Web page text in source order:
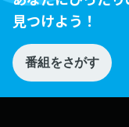
見つけよう！
番組をさがす